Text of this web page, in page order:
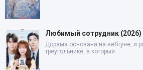
Любимый сотрудник (2026)
Дорама основана на вебтуне, и
треугольнике, в который